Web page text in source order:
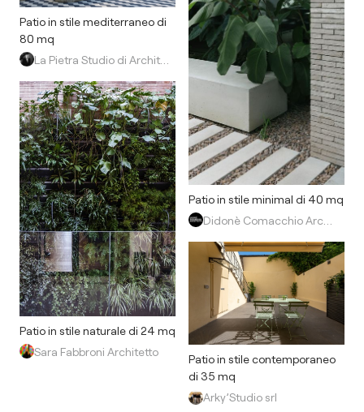
Patio in stile mediterraneo di
80 mq
Patio in stile naturale di 24 mq
Sara Fabbroni Architetto
Patio in stile minimal di 40 mq
Patio in stile contemporaneo
di 35 mq
Arky’Studio srl